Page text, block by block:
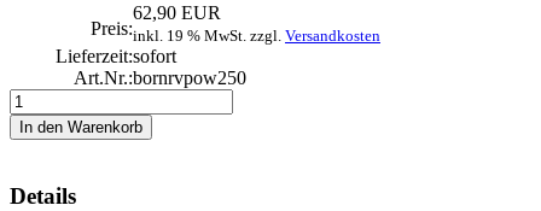
Preis:
62,90 EUR
inkl. 19 % MwSt. zzgl. Versandkosten
Lieferzeit:sofort
Art.Nr.:bornrvpow250
Details